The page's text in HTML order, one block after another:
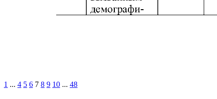
1 ... 4 5 6 7 8 9 10 ... 48